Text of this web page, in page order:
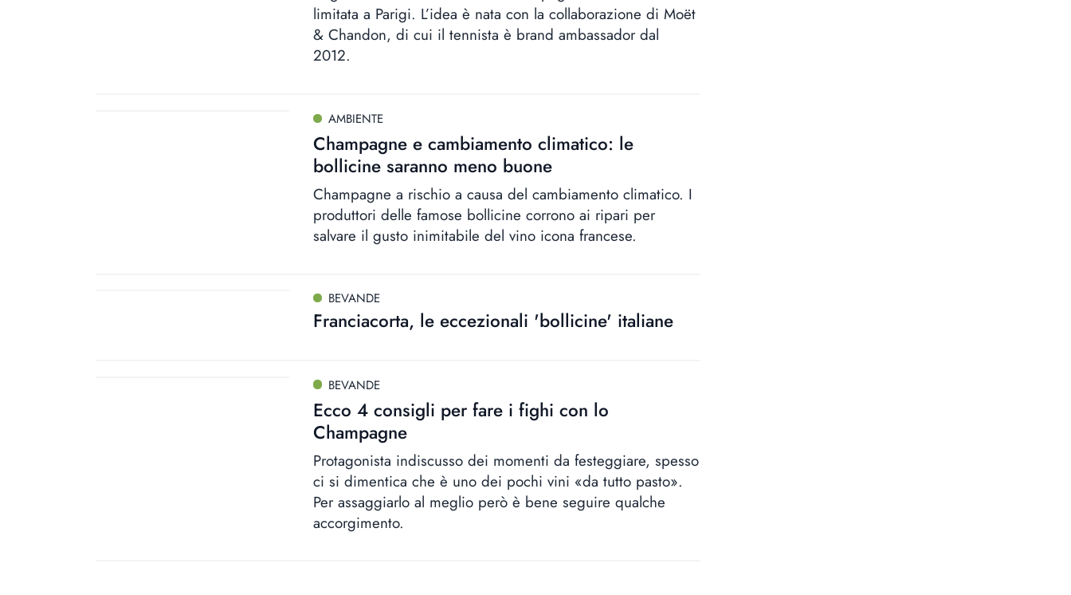
limitata a Parigi. L’idea è nata con la collaborazione di Moët
& Chandon, di cui il tennista è brand ambassador dal
2012.
AMBIENTE
Champagne e cambiamento climatico: le
bollicine saranno meno buone
Champagne a rischio a causa del cambiamento climatico. I
produttori delle famose bollicine corrono ai ripari per
salvare il gusto inimitabile del vino icona francese.
BEVANDE
Franciacorta, le eccezionali 'bollicine' italiane
BEVANDE
Ecco 4 consigli per fare i fighi con lo
Champagne
Protagonista indiscusso dei momenti da festeggiare, spesso
ci si dimentica che è uno dei pochi vini «da tutto pasto».
Per assaggiarlo al meglio però è bene seguire qualche
accorgimento.